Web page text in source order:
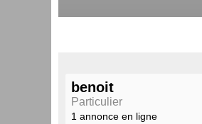
benoit
Particulier
1 annonce en ligne